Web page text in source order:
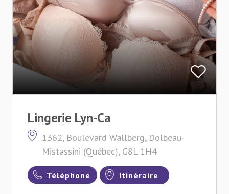
Lingerie Lyn-Ca
1362, Boulevard Wallberg, Dolbeau-
Mistassini (Québec), G8L 1H4
Téléphone Itinéraire